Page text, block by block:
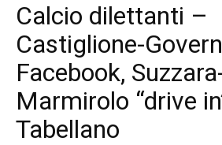
Calcio dilettanti –
Castiglione-
Facebook,
Marmirolo “drive
Tabellano